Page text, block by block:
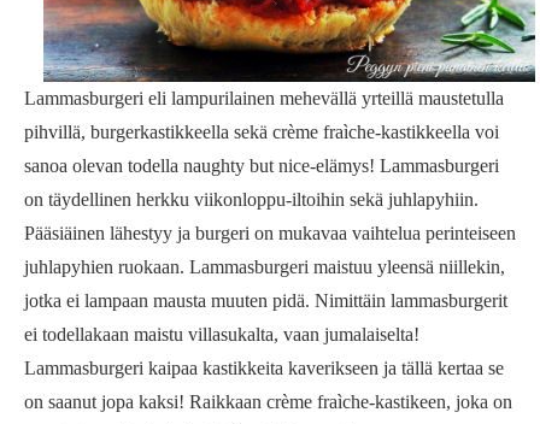
Lammasburgeri eli lampurilainen mehevällä yrteillä maustetulla
pihvillä, burgerkastikkeella sekä crème fraìche-kastikkeella voi
sanoa olevan todella naughty but nice-elämys! Lammasburgeri
on täydellinen herkku viikonloppu-iltoihin sekä juhlapyhiin.
Pääsiäinen lähestyy ja burgeri on mukavaa vaihtelua perinteiseen
juhlapyhien ruokaan. Lammasburgeri maistuu yleensä niillekin,
jotka ei lampaan mausta muuten pidä. Nimittäin lammasburgerit
ei todellakaan maistu villasukalta, vaan jumalaiselta!
Lammasburgeri kaipaa kastikkeita kaverikseen ja tällä kertaa se
on saanut jopa kaksi! Raikkaan crème fraìche-kastikeen, joka on